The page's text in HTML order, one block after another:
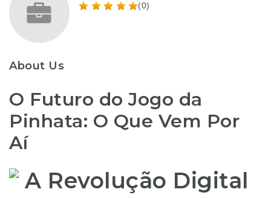
(0)
About Us
O Futuro do Jogo da
Pinhata: O Que Vem Por
Aí
A Revolução Digital